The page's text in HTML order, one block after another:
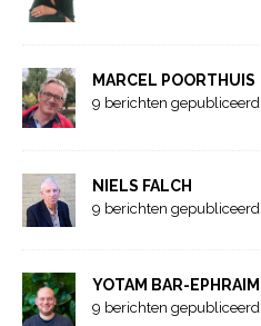
MARCEL POORTHUIS
9 berichten gepubliceerd
NIELS FALCH
9 berichten gepubliceerd
YOTAM BAR-EPHRAIM
9 berichten gepubliceerd